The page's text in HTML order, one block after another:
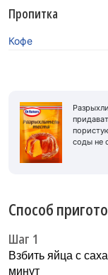
Пропитка
Кофе
соды не
Способ
Шаг 1
Взбить яйца с
минут